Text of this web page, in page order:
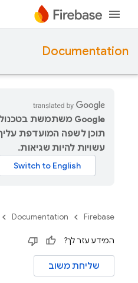
Documentation
תוכן לשפה המועדפת
עשויות להיות שגיאות.
Firebase
Documentation
המידע עזר לך?
שליחת משוב